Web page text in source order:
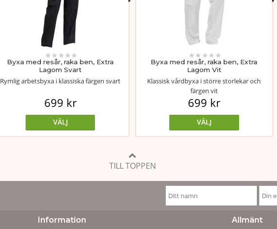
Byxa med resår, raka ben, Extra
Lagom Svart
★★ ★★★
Rymlig arbetsbyxa i klassiska färgen svart
699 kr
VÄLJ
Byxa med resår, raka ben, Extra
Lagom Vit
★★ ★★ ★
Klassisk vårdbyxa i större storlekar och
färgen vit
699 kr
VÄLJ
TILL TOPPEN
Information
Allmänt